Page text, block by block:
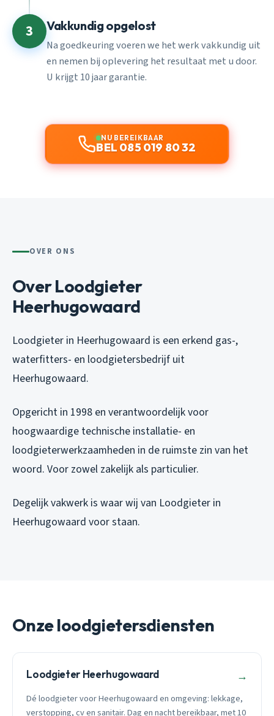
3 Vakkundig opgelost
Na goedkeuring voeren we het werk vakkundig uit
en nemen bij oplevering het resultaat met u door.
U krijgt 10 jaar garantie.
NU BEREIKBAAR
BEL 085 019 80 32
OVER ONS
Over Loodgieter
Heerhugowaard
Loodgieter in Heerhugowaard is een erkend gas-,
waterfitters- en loodgietersbedrijf uit
Heerhugowaard.
Opgericht in 1998 en verantwoordelijk voor
hoogwaardige technische installatie- en
loodgieterwerkzaamheden in de ruimste zin van het
woord. Voor zowel zakelijk als particulier.
Degelijk vakwerk is waar wij van Loodgieter in
Heerhugowaard voor staan.
Onze loodgietersdiensten
Loodgieter Heerhugowaard →
Dé loodgieter voor Heerhugowaard en omgeving: lekkage,
verstopping, cv en sanitair. Dag en nacht bereikbaar, met 10